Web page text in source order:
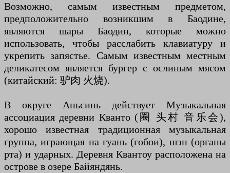
Возможно, самым известным предметом,
предположительно возникшим в Баодине,
являются шары Баодин, которые можно
использовать, чтобы расслабить клавиатуру и
укрепить запястье. Самым известным местным
деликатесом является бургер с ослиным мясом
(китайский: 驴肉 火烧).
В округе Аньсинь действует Музыкальная
ассоциация деревни Кванто (圈 头村 音乐会),
хорошо известная традиционная музыкальная
группа, играющая на гуань (гобои), шэн (органы
рта) и ударных. Деревня Квантоу расположена на
острове в озере Байяндянь.